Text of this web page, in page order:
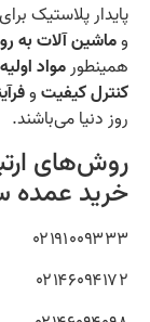
پایدار پلاستیک
ماشین آلات به روز
همینطورمواد اولیه
کنترل کیفیتو
روز دنیا می‌باشند.
روش‌های
خرید عمده
۰۲۱۹۱۰۰۹۳۳۳
۰۲۱۴۶۰۹۴۱۷۲